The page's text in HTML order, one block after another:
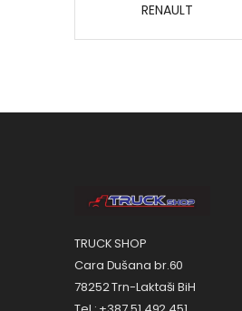
RENAULT
TRUCK SHOP
Cara Dušana br.60
78252 Trn-Laktaši BiH